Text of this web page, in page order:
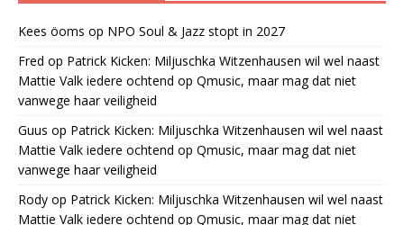
Kees öoms op NPO Soul & Jazz stopt in 2027
Fred op Patrick Kicken: Miljuschka Witzenhausen wil wel naast
Mattie Valk iedere ochtend op Qmusic, maar mag dat niet
vanwege haar veiligheid
Guus op Patrick Kicken: Miljuschka Witzenhausen wil wel naast
Mattie Valk iedere ochtend op Qmusic, maar mag dat niet
vanwege haar veiligheid
Rody op Patrick Kicken: Miljuschka Witzenhausen wil wel naast
Mattie Valk iedere ochtend op Qmusic, maar mag dat niet